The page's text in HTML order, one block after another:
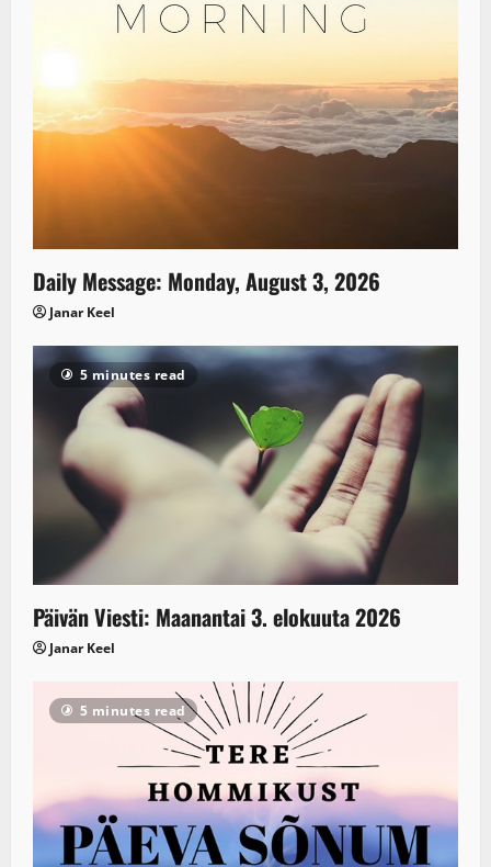
Daily Message: Monday, August 3, 2026
Janar Keel
5 minutes read
Päivän Viesti: Maanantai 3. elokuuta 2026
Janar Keel
5 minutes read